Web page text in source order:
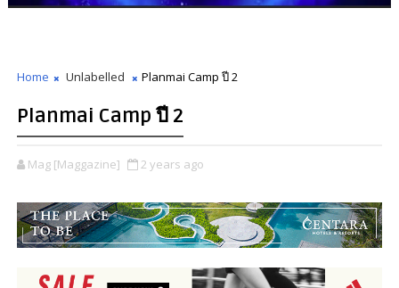
Home Unlabelled Planmai Camp ปี 2
Planmai Camp ปี 2
Mag [Maggazine] 2 years ago